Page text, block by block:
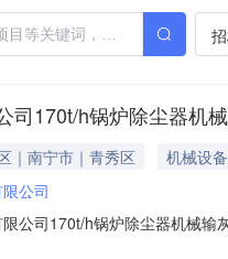
司170t/h锅炉除尘器机
｜南宁市｜青秀区
机械设备
公司
公司170t/h锅炉除尘器机械